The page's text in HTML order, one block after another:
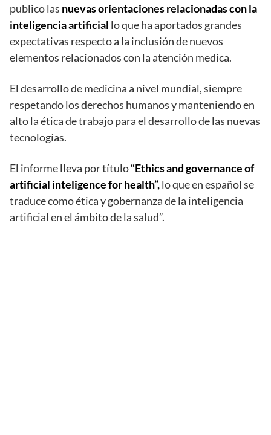
publico las nuevas orientaciones relacionadas con la
inteligencia artificial lo que ha aportados grandes
expectativas respecto a la inclusión de nuevos
elementos relacionados con la atención medica.
El desarrollo de medicina a nivel mundial, siempre
respetando los derechos humanos y manteniendo en
alto la ética de trabajo para el desarrollo de las nuevas
tecnologías.
El informe lleva por título“Ethics and governance of
artificial inteligence for health”,lo que en español se
traduce como ética y gobernanza de la inteligencia
artificial en el ámbito de la salud”.